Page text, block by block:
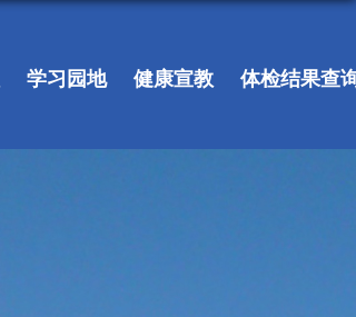
学习园地 健康宣教 体检结果查